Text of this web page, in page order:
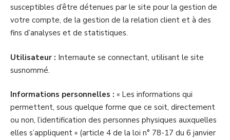
susceptibles d’être détenues par le site pour la gestion de
votre compte, de la gestion de la relation client et à des
fins d’analyses et de statistiques.
Utilisateur : Internaute se connectant, utilisant le site
susnommé.
Informations personnelles : « Les informations qui
permettent, sous quelque forme que ce soit, directement
ou non, l’identification des personnes physiques auxquelles
elles s’appliquent » (article 4 de la loi n° 78-17 du 6 janvier